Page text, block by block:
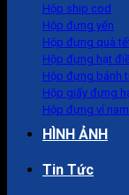
Hộp ship cod
Hộp đựng yến
Hộp đựng quà
Hộp đựng hạt
Hộp đựng bánh
Hộp giấy đựng
Hộp đựng ví
HÌNH ẢNH
Tin Tức